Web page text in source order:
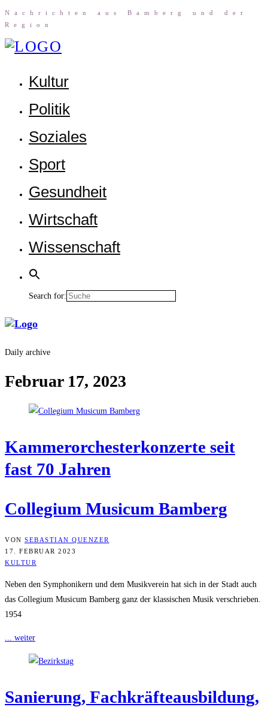
Nach­rich­ten aus Bam­berg und der
Region
Kul­tur
Poli­tik
Sozia­les
Sport
Gesund­heit
Wirt­schaft
Wis­sen­schaft
Search for:
Daily archive
Februar 17, 2023
Kam­mer­or­ches­ter­kon­zer­te seit
fast 70 Jahren
Col­le­gi­um Musi­cum Bamberg
VON SEBASTIAN QUENZER
17. FEBRUAR 2023
KULTUR
Neben den Symphonikern und dem Musikverein hat sich in der Stadt auch
das Collegium Musicum Bamberg ganz der klassischen Musik verschrieben.
1954
... weiter
Sanie­rung, Fach­kräf­te­aus­bil­dung,